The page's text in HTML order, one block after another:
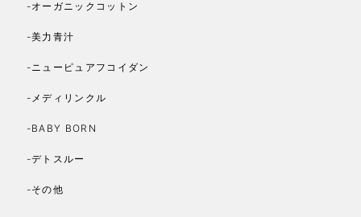
-オーガニックコットン
-美力青汁
-ニューピュアフコイダン
-メディリンクル
-BABY BORN
-デトスルー
-その他